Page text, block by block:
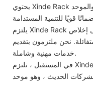
يحتوي Xinde Rack على مجموعة من فريق الإدارة الجودة والموحد
يلتزم Xinde Rack دائمًا بالمبدأ الذي نخدمه العملاء بكل إخلاص
نحن ملتزمون بتقديم
خدمات مهنية وشاملة.
في المستقبل ، تلتزم Xinde Rack بتوفير منتجات وخدمات عالية
الشركات الحديث ، وهو موحد